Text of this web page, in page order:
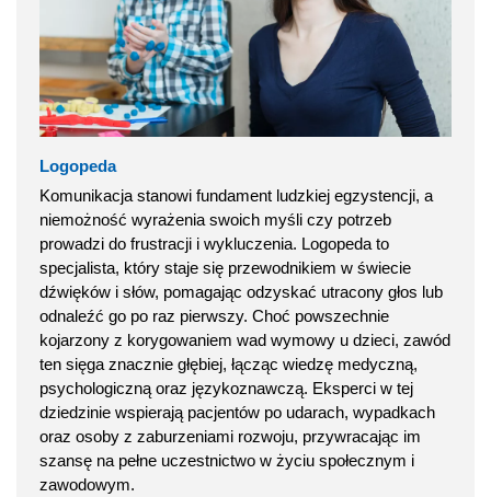
Logopeda
Komunikacja stanowi fundament ludzkiej egzystencji, a
niemożność wyrażenia swoich myśli czy potrzeb
prowadzi do frustracji i wykluczenia. Logopeda to
specjalista, który staje się przewodnikiem w świecie
dźwięków i słów, pomagając odzyskać utracony głos lub
odnaleźć go po raz pierwszy. Choć powszechnie
kojarzony z korygowaniem wad wymowy u dzieci, zawód
ten sięga znacznie głębiej, łącząc wiedzę medyczną,
psychologiczną oraz językoznawczą. Eksperci w tej
dziedzinie wspierają pacjentów po udarach, wypadkach
oraz osoby z zaburzeniami rozwoju, przywracając im
szansę na pełne uczestnictwo w życiu społecznym i
zawodowym.